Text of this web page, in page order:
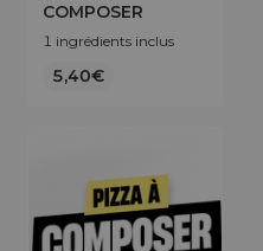
COMPOSER
1 ingrédients inclus
5,40€